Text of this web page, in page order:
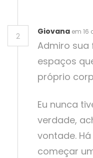
2 Giovana em 16
Admiro sua
espaços
próprio
Eu nunca
verdade,
vontade.
começar